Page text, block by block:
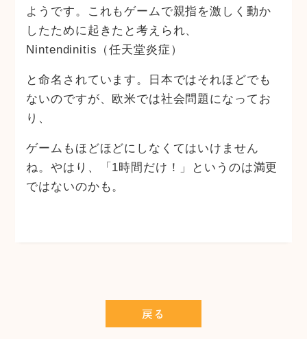
ようです。これもゲームで親指を激しく動か
したために起きたと考えられ、
Nintendinitis（任天堂炎症）
と命名されています。日本ではそれほどでも
ないのですが、欧米では社会問題になってお
り、
ゲームもほどほどにしなくてはいけません
ね。やはり、「1時間だけ！」というのは満更
ではないのかも。
戻る